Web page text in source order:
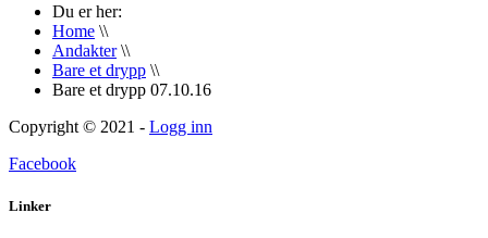
Du er her:
Home \\
Andakter \\
Bare et drypp \\
Bare et drypp 07.10.16
Copyright © 2021 - Logg inn
Facebook
Linker